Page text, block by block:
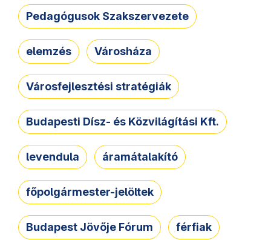
Pedagógusok Szakszervezete
elemzés Városháza
Városfejlesztési stratégiák
Budapesti Dísz- és Közvilágítási Kft.
levendula áramátalakító
főpolgármester-jelöltek
Budapest Jövője Fórum férfiak